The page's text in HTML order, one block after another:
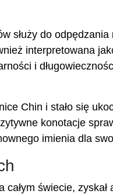
służy do
interpretowana
i
Chin i stało się
konotacje
imienia dla
całym świecie,